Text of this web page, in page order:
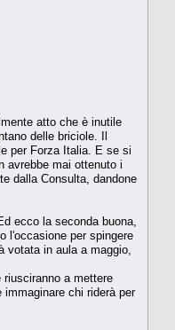
atto che è inutile
delle briciole. Il
per Forza Italia. E se si
avrebbe mai ottenuto i
dalla Consulta, dandone
ecco la seconda buona,
l'occasione per spingere
votata in aula a maggio,
a mettere
chi riderà per